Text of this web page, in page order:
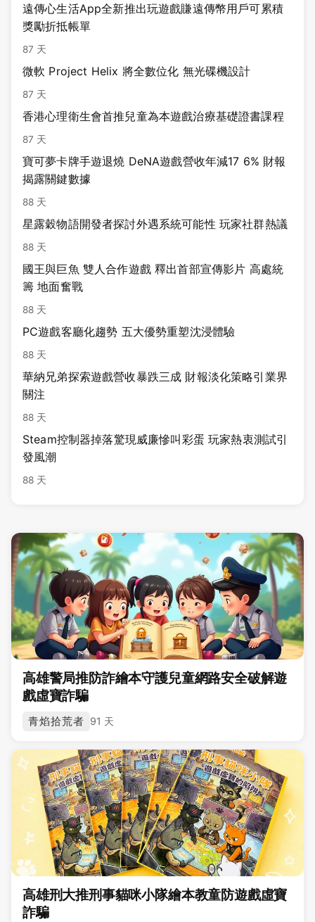
遠傳心生活App全新推出玩遊戲賺遠傳幣用戶可累積
獎勵折抵帳單
87 天
微軟 Project Helix 將全數位化 無光碟機設計
87 天
香港心理衛生會首推兒童為本遊戲治療基礎證書課程
87 天
寶可夢卡牌手遊退燒 DeNA遊戲營收年減17 6% 財報
揭露關鍵數據
88 天
星露穀物語開發者探討外遇系統可能性 玩家社群熱議
88 天
國王與巨魚 雙人合作遊戲 釋出首部宣傳影片 高處統
籌 地面奮戰
88 天
PC遊戲客廳化趨勢 五大優勢重塑沈浸體驗
88 天
華納兄弟探索遊戲營收暴跌三成 財報淡化策略引業界
關注
88 天
Steam控制器掉落驚現威廉慘叫彩蛋 玩家熱衷測試引
發風潮
88 天
高雄警局推防詐繪本守護兒童網路安全破解遊
戲虛寶詐騙
青焰拾荒者 91 天
高雄刑大推刑事貓咪小隊繪本教童防遊戲虛寶
詐騙